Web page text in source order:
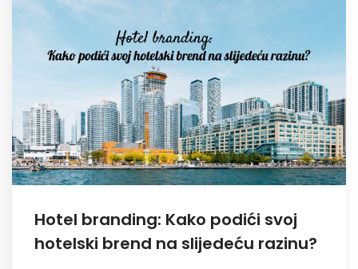
Hotel branding: Kako podići svoj
hotelski brend na slijedeću razinu?